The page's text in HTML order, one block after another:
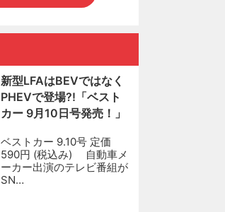
新型LFAはBEVではなく
PHEVで登場?!「ベスト
カー 9月10日号発売！」
ベストカー 9.10号 定価
590円 (税込み) 自動車メ
ーカー出演のテレビ番組が
SN…